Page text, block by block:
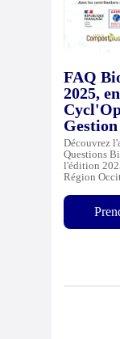
FAQ
2025,
Découvrez
Questions
l'édition
Région